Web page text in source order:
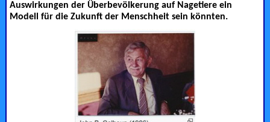
Auswirkungen der Überbevölkerung auf Nagetiere ein
Modell für die Zukunft der Menschheit sein könnten.